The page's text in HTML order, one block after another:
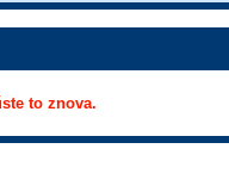
to znova.